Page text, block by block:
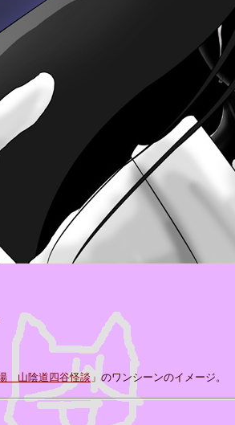
山陰道四谷怪談」のワンシーンのイメージ。